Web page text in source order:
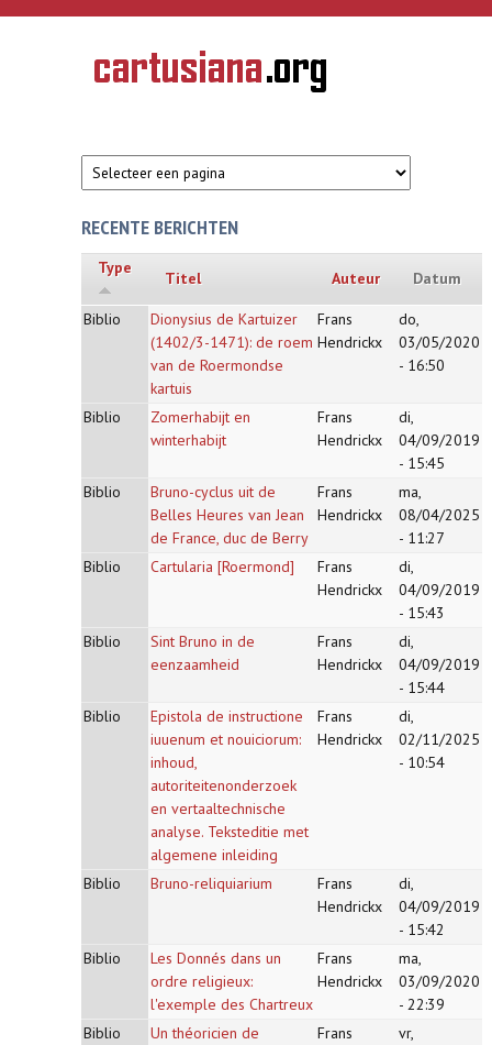
Overslaan en naar de inhoud gaan
CARTUSIANA
Geschiedenis
van de
RECENTE BERICHTEN
Type
Titel Auteur Datum
Biblio
Dionysius de Kartuizer
(1402/3-1471): de roem
van de Roermondse
kartuis
Frans
Hendrickx
do,
03/05/2020
- 16:50
Biblio
Zomerhabijt en
winterhabijt
Frans
Hendrickx
di,
04/09/2019
- 15:45
Biblio
Bruno-cyclus uit de
Belles Heures van Jean
de France, duc de Berry
Frans
Hendrickx
ma,
08/04/2025
- 11:27
Biblio
Cartularia [Roermond]
Frans
Hendrickx
di,
04/09/2019
- 15:43
Biblio
Sint Bruno in de
eenzaamheid
Frans
Hendrickx
di,
04/09/2019
- 15:44
Biblio
Epistola de instructione
iuuenum et nouiciorum:
inhoud,
autoriteitenonderzoek
en vertaaltechnische
analyse. Teksteditie met
algemene inleiding
Frans
Hendrickx
di,
02/11/2025
- 10:54
Biblio Bruno-reliquiarium
Frans
Hendrickx
di,
04/09/2019
- 15:42
Biblio
Les Donnés dans un
ordre religieux:
l'exemple des Chartreux
Frans
Hendrickx
ma,
03/09/2020
- 22:39
Biblio
Un théoricien de
Frans
vr,